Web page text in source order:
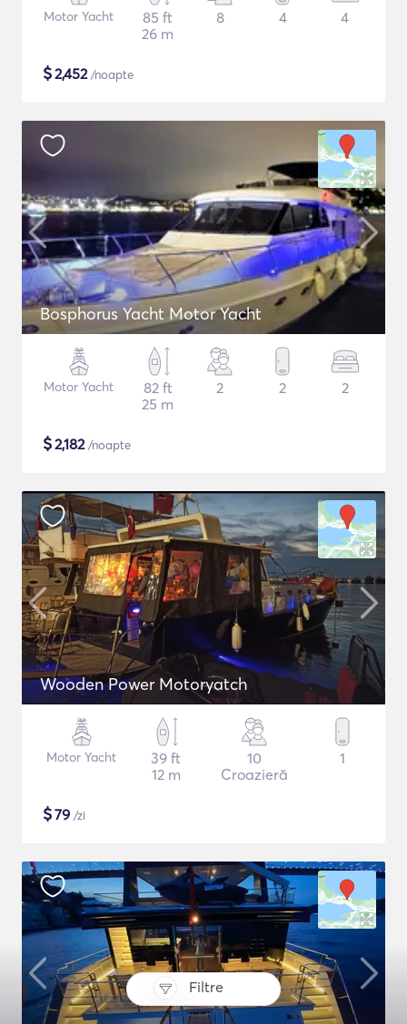
Filtre
Motor Yacht
85 ft
26 m
8 4 4
$2,452/noapte
Bosphorus Yacht Motor Yacht
Motor Yacht
82 ft
25 m
2 2 2
$2,182/noapte
Wooden Power Motoryatch
Motor Yacht
39 ft
12 m
10
Croazieră
1
$79 /zi